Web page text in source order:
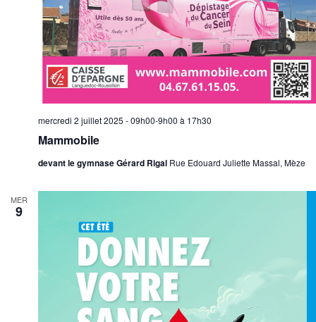
Mammobile
mercredi 2 juillet 2025 - 09h00-9h00 à 17h30
devant le gymnase Gérard Rigal Rue Edouard Juliette Massal, Mèze
MER
9